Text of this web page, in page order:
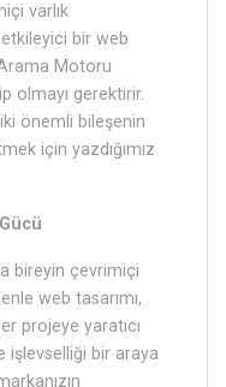
varlık
bir web
Motoru
olmayı gerektirir.
önemli bileşenin
için yazdığımız
bireyin çevrimiçi
web tasarımı,
projeye yaratıcı
işlevselliği bir araya